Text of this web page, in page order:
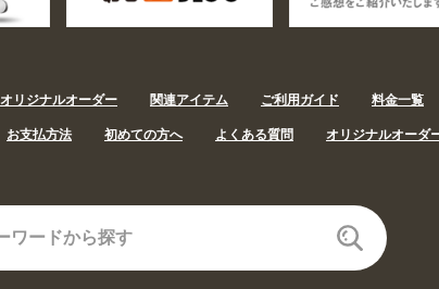
オリジナルオーダー 関連アイテム ご利用ガイド 料金一覧
お支払方法 初めての方へ よくある質問 オリジナルオーダ